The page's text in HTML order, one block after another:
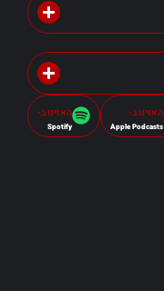
האזינו ב-
Spotify
האזינו ב-
Apple Podcasts